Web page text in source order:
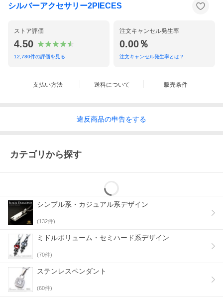
シルバーアクセサリー2PIECES
ストア評価
4.50
12,780件の評価を見る
注文キャンセル発生率
0.00％
注文キャンセル発生率とは？
支払い方法 送料について 販売条件
違反商品の申告をする
カテゴリから探す
シンプル系・カジュアル系デザイン
(132件)
ミドルボリューム・セミハード系デザイン
(70件)
ステンレスペンダント
(60件)